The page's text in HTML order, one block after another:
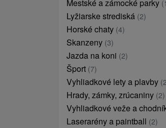
Mestské a zámocké parky
Lyžiarske strediská (2)
Horské chaty (4)
Skanzeny (3)
Jazda na koni (2)
Šport (7)
Vyhliadkové lety a plavby
Hrady, zámky, zrúcaniny (2)
Vyhliadkové veže a
Laserarény a paintball (2)